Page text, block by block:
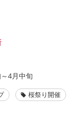
4月中旬
桜祭り開催